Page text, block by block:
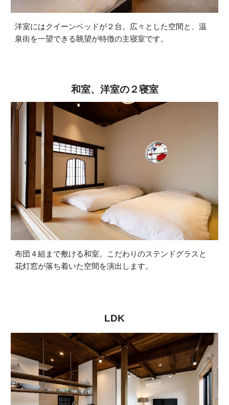
洋室にはクイーンベッドが２台。広々とした空間と、温
泉街を一望できる眺望が特徴の主寝室です。
和室、洋室の２寝室
布団４組まで敷ける和室。こだわりのステンドグラスと
花灯窓が落ち着いた空間を演出します。
LDK